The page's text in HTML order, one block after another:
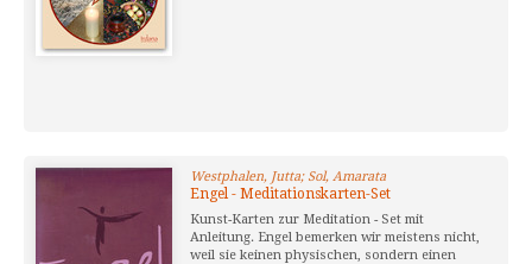
Westphalen, Jutta; Sol, Amarata
Engel - Meditationskarten-Set
Kunst-Karten zur Meditation - Set mit
Anleitung. Engel bemerken wir meistens nicht,
weil sie keinen physischen, sondern einen